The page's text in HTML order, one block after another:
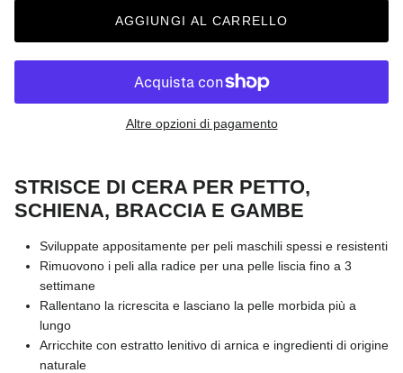
AGGIUNGI AL CARRELLO
Altre opzioni di pagamento
STRISCE DI CERA PER PETTO,
SCHIENA, BRACCIA E GAMBE
Sviluppate appositamente per peli maschili spessi e resistenti
Rimuovono i peli alla radice per una pelle liscia fino a 3
settimane
Rallentano la ricrescita e lasciano la pelle morbida più a
lungo
Arricchite con estratto lenitivo di arnica e ingredienti di origine
naturale